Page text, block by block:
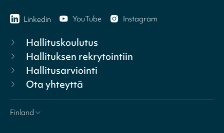
Linkedin YouTube Instagram
Hallituskoulutus
Hallituksen rekrytointiin
Hallitusarviointi
Ota yhteyttä
Finland